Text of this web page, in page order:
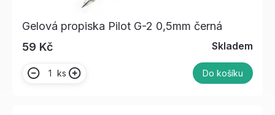
Gelová propiska Pilot G-2 0,5mm černá
59 Kč
Skladem
ks Do košíku